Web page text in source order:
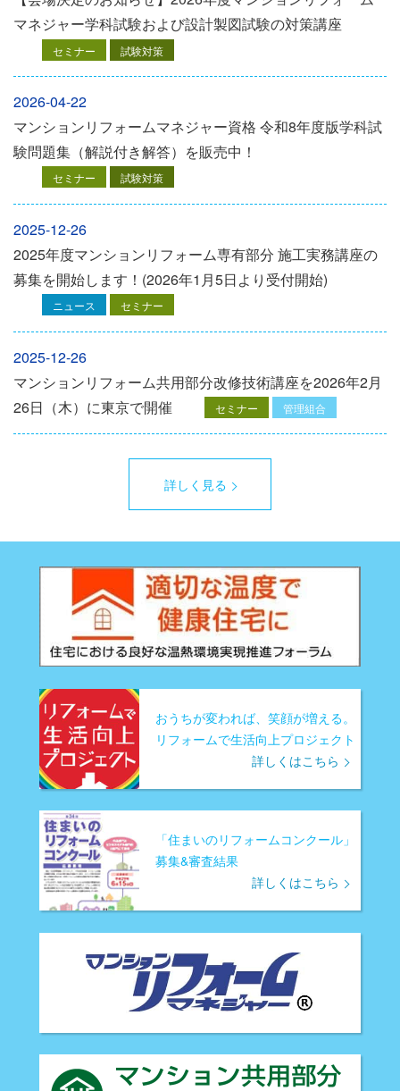
マネジャー学科試験および設計製図試験の対策講座
セミナー 試験対策
2026-04-22
マンションリフォームマネジャー資格 令和8年度版学科試
験問題集（解説付き解答）を販売中！
セミナー 試験対策
2025-12-26
2025年度マンションリフォーム専有部分 施工実務講座の
募集を開始します！(2026年1月5日より受付開始)
ニュース セミナー
2025-12-26
マンションリフォーム共用部分改修技術講座を2026年2月
26日（木）に東京で開催
セミナー 管理組合
詳しく見る
おうちが変われば、笑顔が増える。
リフォームで生活向上プロジェクト
詳しくはこちら
「住まいのリフォームコンクール」
募集&審査結果
詳しくはこちら